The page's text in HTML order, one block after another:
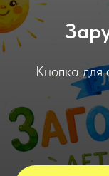
Кнопка для